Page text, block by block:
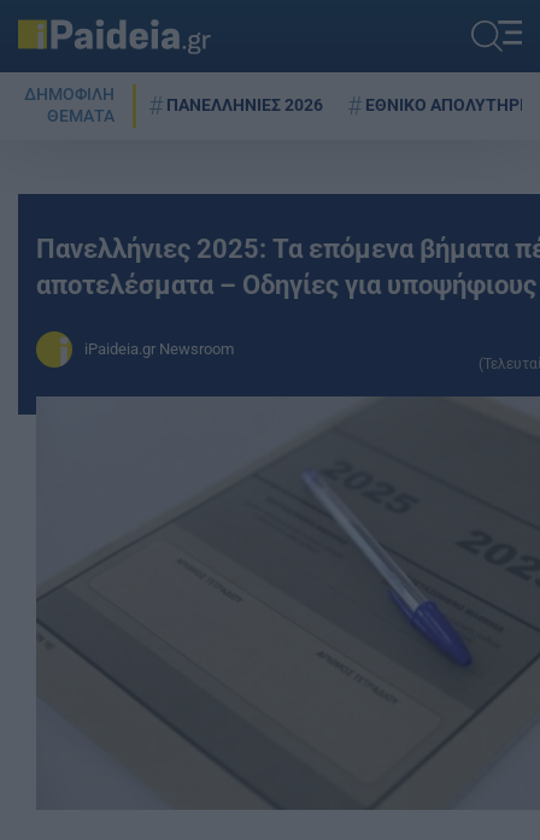
ΔΗΜΟΦΙΛΗ
ΘΕΜΑΤΑ
ΠΑΝΕΛΛΗΝΙΕΣ 2026 ΕΘΝΙΚΟ ΑΠΟΛΥΤΗΡΙΟ
Πανελλήνιες 2025: Τα επόμενα βήματα
αποτελέσματα – Οδηγίες για υποψήφιους
iPaideia.gr Newsroom